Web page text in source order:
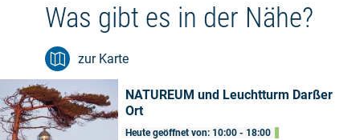
Was gibt es in der Nähe?
zur Karte
NATUREUM und Leuchtturm Darßer
Ort
Heute geöffnet von: 10:00 - 18:00